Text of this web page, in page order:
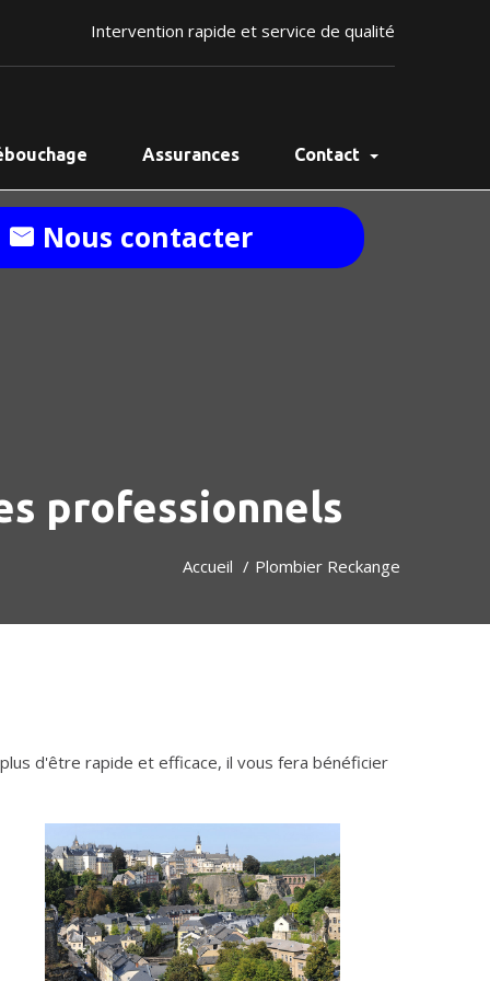
Intervention rapide et service de qualité
Assurances Contact
Nous contacter
professionnels
Accueil Plombier Reckange
plus d'être rapide et efficace, il vous fera bénéficier